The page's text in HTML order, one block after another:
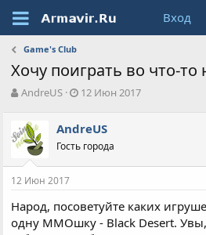
Вход
Game's Club
Хочу поиграть во что-то
А
о
р
е
ы
AndreUS
Д
а
н
л
а
12 Июн 2017
AndreUS
Гость города
12 Июн 2017
Народ, посоветуйте каких
одну ММОшку - Black Desert.